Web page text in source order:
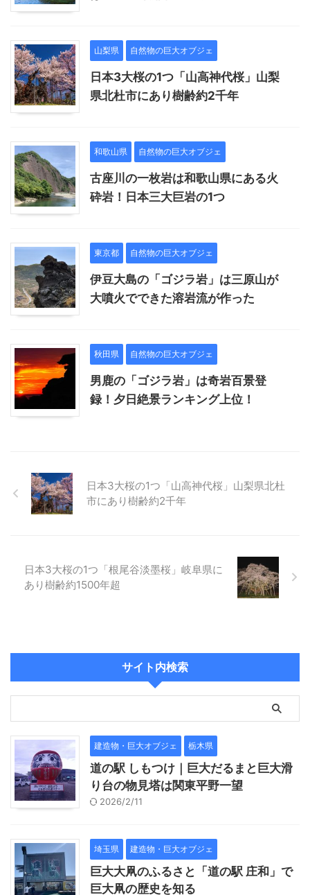
山梨県 自然物の巨大オブジェ
日本3大桜の1つ「山高神代桜」山梨
県北杜市にあり樹齢約2千年
和歌山県 自然物の巨大オブジェ
古座川の一枚岩は和歌山県にある火
砕岩！日本三大巨岩の1つ
東京都 自然物の巨大オブジェ
伊豆大島の「ゴジラ岩」は三原山が
大噴火でできた溶岩流が作った
秋田県 自然物の巨大オブジェ
男鹿の「ゴジラ岩」は奇岩百景登
録！夕日絶景ランキング上位！
日本3大桜の1つ「山高神代桜」山梨県北杜
市にあり樹齢約2千年
日本3大桜の1つ「根尾谷淡墨桜」岐阜県に
あり樹齢約1500年超
サイト内検索
建造物・巨大オブジェ 栃木県
道の駅 しもつけ｜巨大だるまと巨大滑
り台の物見塔は関東平野一望
2026/2/11
埼玉県 建造物・巨大オブジェ
巨大大凧のふるさと「道の駅 庄和」で
巨大凧の歴史を知る